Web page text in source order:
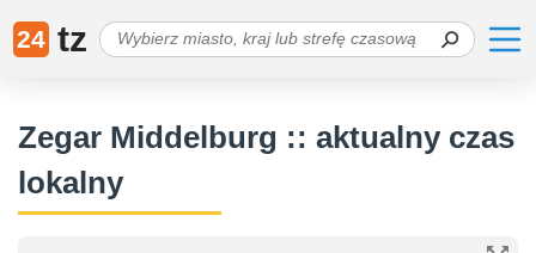
24 tz
Zegar Middelburg :: aktualny czas
lokalny